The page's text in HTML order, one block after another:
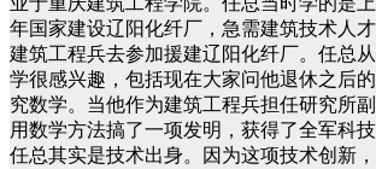
年国家建设辽阳化纤厂，急需建筑技术人
建筑工程兵去参加援建辽阳化纤厂。任总
学很感兴趣，包括现在大家问他退休之后
究数学。当他作为建筑工程兵担任研究所
用数学方法搞了一项发明，获得了全军科
任总其实是技术出身。因为这项技术创新